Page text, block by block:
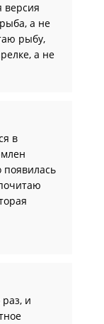
версия
а не
рыбу,
а не
в
и